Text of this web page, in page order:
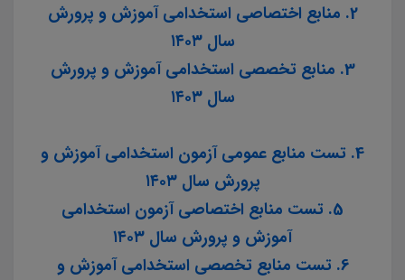
2. منابع اختصاصی استخدامی آموزش و پرورش
سال ۱۴۰۳
3. منابع تخصصی استخدامی آموزش و پرورش
سال ۱۴۰۳
4. تست منابع عمومی آزمون استخدامی آموزش و
پرورش سال ۱۴۰۳
5. تست منابع اختصاصی آزمون استخدامی
آموزش و پرورش سال ۱۴۰۳
6. تست منابع تخصصی استخدامی آموزش و